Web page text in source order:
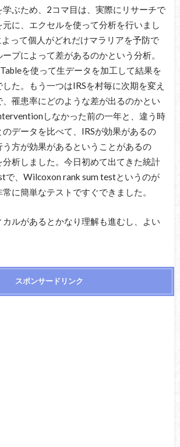
ぶため、2コマ目は、実際にリサーチで
に、エクセルを使って分析を行いまし
って個人がどれだけマラリアを予防で
プによって差があるのかという分析。
を使って生データを加工して結果を
た。もう一つはIRSを村毎に次期を変え
罹患率にどのような差が出るのかとい
しなかった前の一年と、違う時
データを比べて、IRSが効果があるの
方が効果があるということがあるの
析しました。今日初めて出てきた統計
で、Wilcoxon rank sum testというのが
に簡単なテストですぐできました。
ルがあるとかなり理解も進むし、よい
スポンサードリンク